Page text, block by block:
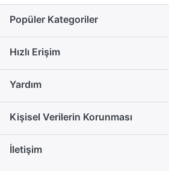
Popüler Kategoriler
Hızlı Erişim
Yardım
Kişisel Verilerin Korunması
İletişim